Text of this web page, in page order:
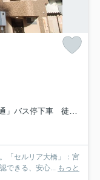
」バス停下車 徒歩2分
「セルリア大橋」：宮
できる、安心... もっと